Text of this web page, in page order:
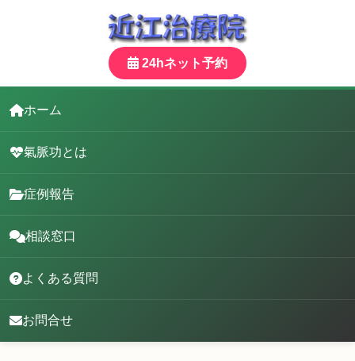
24hネット予約
ホーム
氣脈功とは
症例報告
相談窓口
よくある質問
お問合せ